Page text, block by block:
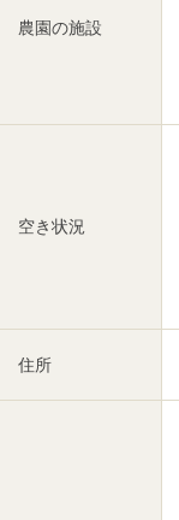
農園の施設
空き状況
住所